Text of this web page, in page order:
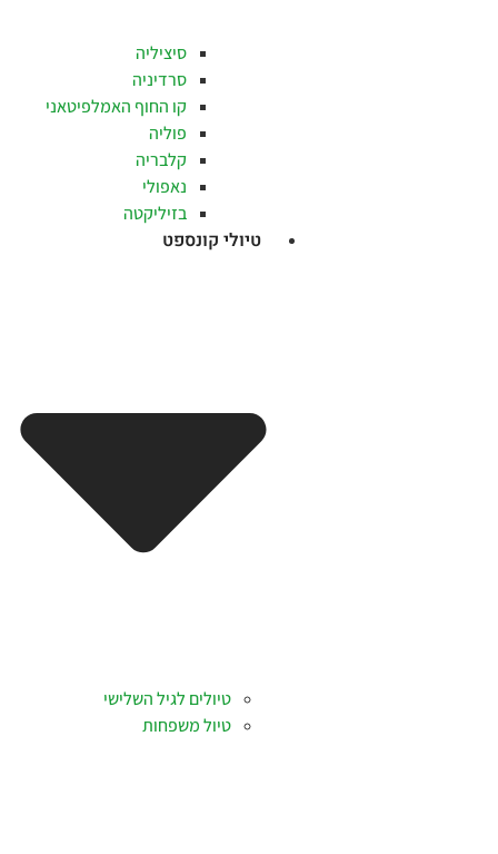
סיציליה
סרדיניה
קו החוף האמלפיטאני
פוליה
קלבריה
נאפולי
בזיליקטה
טיולי קונספט
טיולים לגיל השלישי
טיול משפחות